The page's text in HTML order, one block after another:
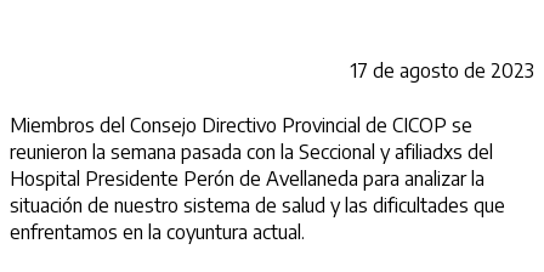
17 de agosto de 2023
Miembros del Consejo Directivo Provincial de CICOP se
reunieron la semana pasada con la Seccional y afiliadxs del
Hospital Presidente Perón de Avellaneda para analizar la
situación de nuestro sistema de salud y las dificultades que
enfrentamos en la coyuntura actual.